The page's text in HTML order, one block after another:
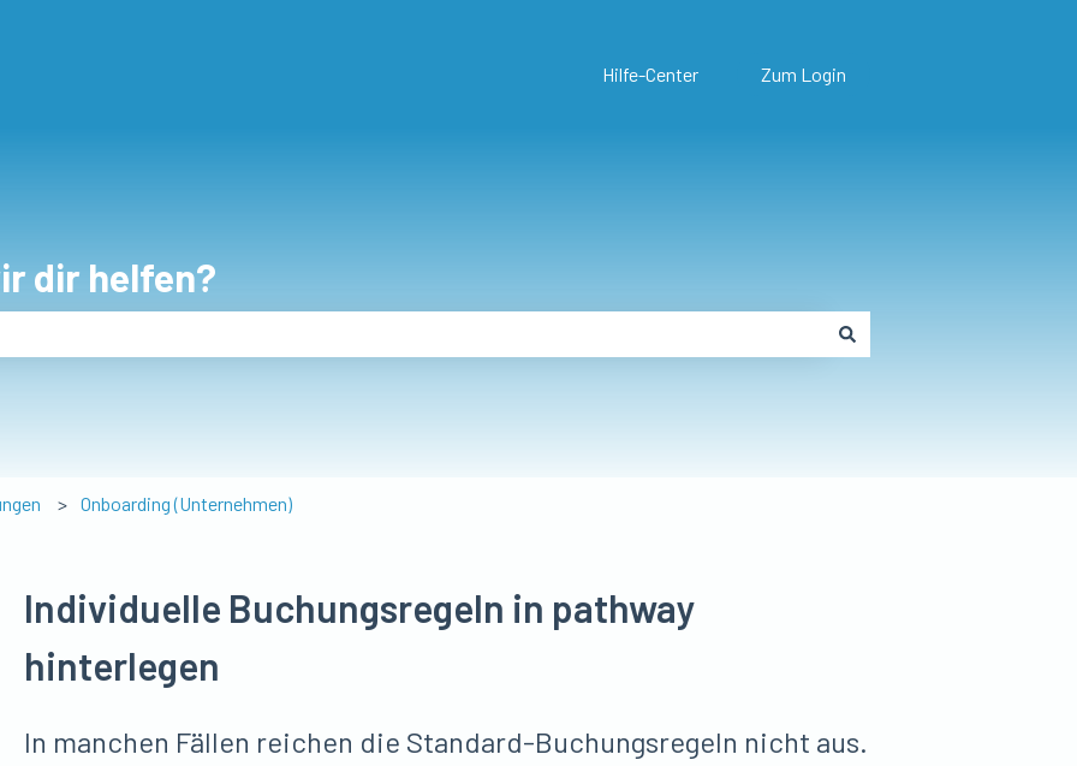
Hilfe-Center Zum Login
dir helfen?
Onboarding (Unternehmen)
Individuelle Buchungsregeln in pathway
hinterlegen
In manchen Fällen reichen die Standard-Buchungsregeln nicht aus.